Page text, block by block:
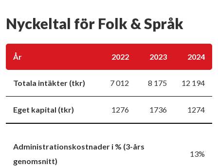
Nyckeltal för Folk & Språk
År 2022 2023 2024
Totala intäkter (tkr) 7 012 8 175 12 194
Eget kapital (tkr) 1276 1736 1274
Administrationskostnader i % (3-års
genomsnitt)
13%